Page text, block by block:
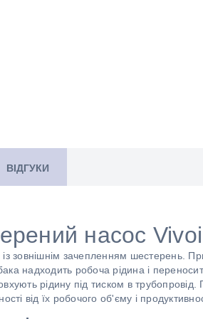
ВІДГУКИ
насос
зовнішнім зачепленням шестерень.
надходить робоча рідина і
рідину під тиском в трубопровід.
від їх робочого об'єму і